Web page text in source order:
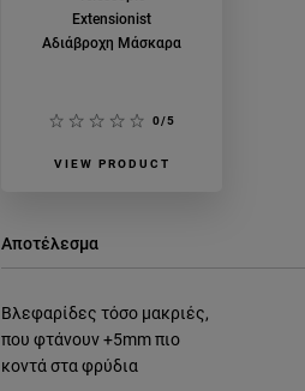
Extensionist
Αδιάβροχη Μάσκαρα
0/5
VIEW PRODUCT
Αποτέλεσμα
Βλεφαρίδες τόσο μακριές,
που φτάνουν +5mm πιο
κοντά στα φρύδια